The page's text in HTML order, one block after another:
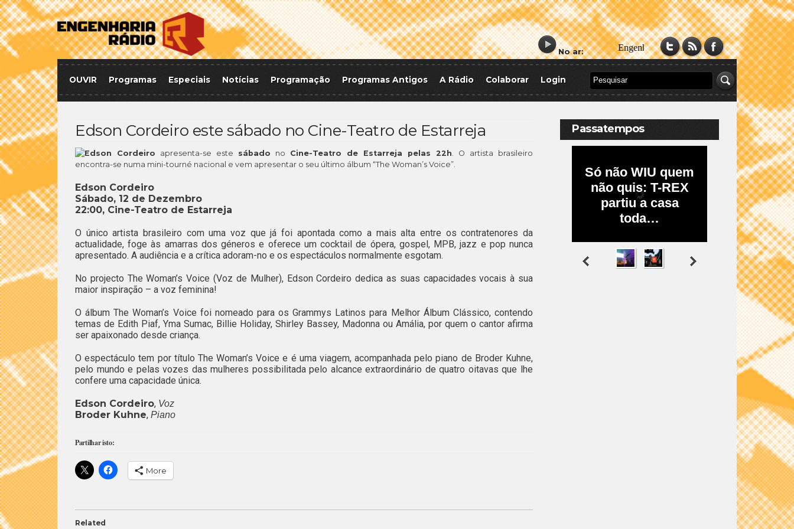
No ar:
OUVIR Programas Especiais Notícias Programação Programas Antigos A Rádio Colaborar Login
Edson Cordeiro este sábado no Cine-Teatro de Estarreja
Edson Cordeiro apresenta-se este sábado no Cine-Teatro de Estarreja pelas 22h. O artista brasileiro
encontra-se numa mini-tourné nacional e vem apresentar o seu último álbum “The Woman’s Voice”.
Edson Cordeiro
Sábado, 12 de Dezembro
22:00, Cine-Teatro de Estarreja
O único artista brasileiro com uma voz que já foi apontada como a mais alta entre os contratenores da
actualidade, foge às amarras dos géneros e oferece um cocktail de ópera, gospel, MPB, jazz e pop nunca
apresentado. A audiência e a crítica adoram-no e os espectáculos normalmente esgotam.
No projecto The Woman’s Voice (Voz de Mulher), Edson Cordeiro dedica as suas capacidades vocais à sua
maior inspiração – a voz feminina!
O álbum The Woman’s Voice foi nomeado para os Grammys Latinos para Melhor Álbum Clássico, contendo
temas de Edith Piaf, Yma Sumac, Billie Holiday, Shirley Bassey, Madonna ou Amália, por quem o cantor afirma
ser apaixonado desde criança.
O espectáculo tem por título The Woman’s Voice e é uma viagem, acompanhada pelo piano de Broder Kuhne,
pelo mundo e pelas vozes das mulheres possibilitada pelo alcance extraordinário de quatro oitavas que lhe
confere uma capacidade única.
Edson Cordeiro, Voz
Broder Kuhne, Piano
Partilhar isto:
More
Related
Passatempos